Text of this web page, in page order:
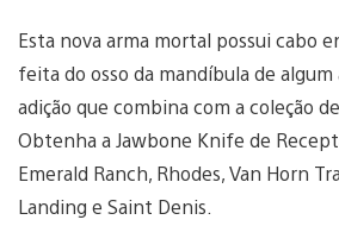
Esta nova arma mortal possui cabo
feita do osso da mandíbula de
adição que combina com a coleção
Obtenha a Jawbone Knife de
Emerald Ranch, Rhodes, Van Horn
Landing e Saint Denis.